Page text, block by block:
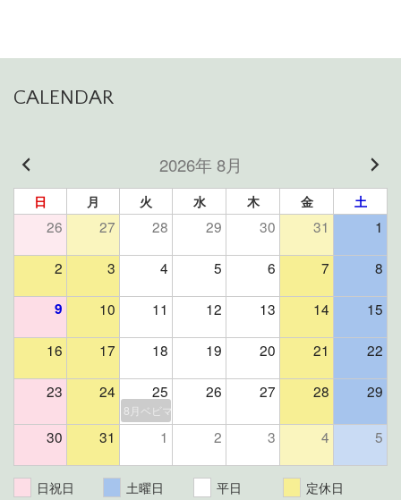
CALENDAR
2026年 8月
日 月 火 水 木 金 土
26 27 28 29 30 31 1
2 3 4 5 6 7 8
9 10 11 12 13 14 15
16 17 18 19 20 21 22
23 24 25 26 27 28 29
8月ベビマ＆よもぎ蒸しイベント（残席２組様）
30 31 1 2 3 4 5
日祝日 土曜日 平日 定休日